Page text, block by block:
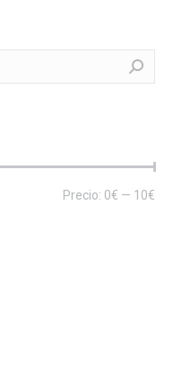
Precio: 0€ — 10€